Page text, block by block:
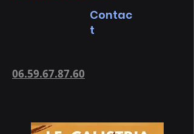
Contac
t
06.59.67.87.60